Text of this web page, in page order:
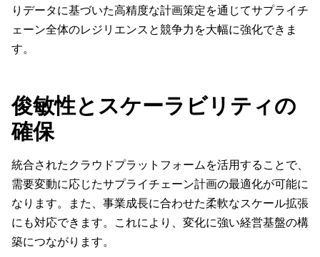
りデータに基づいた高精度な計画策定を通じてサプライチ
ェーン全体のレジリエンスと競争力を大幅に強化できま
す。
俊敏性とスケーラビリティの
確保
統合されたクラウドプラットフォームを活用することで、
需要変動に応じたサプライチェーン計画の最適化が可能に
なります。また、事業成長に合わせた柔軟なスケール拡張
にも対応できます。これにより、変化に強い経営基盤の構
築につながります。